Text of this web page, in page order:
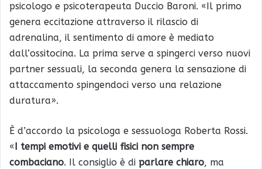
psicologo e psicoterapeuta Duccio Baroni. «Il primo
genera eccitazione attraverso il rilascio di
adrenalina, il sentimento di amore è mediato
dall’ossitocina. La prima serve a spingerci verso nuovi
partner sessuali, la seconda genera la sensazione di
attaccamento spingendoci verso una relazione
duratura».
È d’accordo la psicologa e sessuologa Roberta Rossi.
« I tempi emotivi e quelli fisici non sempre
combaciano. Il consiglio è di parlare chiaro, ma